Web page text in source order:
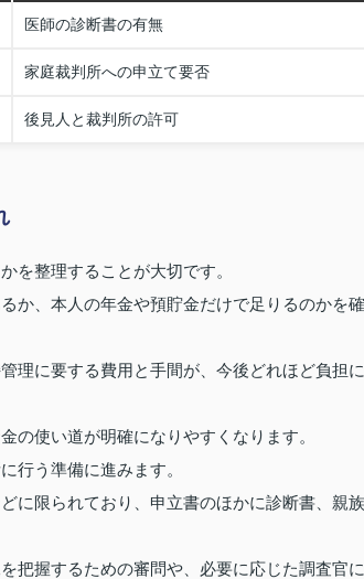
医師の診断書の有無
家庭裁判所への申立て要否
後見人と裁判所の許可
を整理することが大切です。
か、本人の年金や預貯金だけで足りるのかを確
理に要する費用と手間が、今後どれほど負担に
の使い道が明確になりやすくなります。
行う準備に進みます。
に限られており、申立書のほかに診断書、親族
把握するための審問や、必要に応じた調査官に